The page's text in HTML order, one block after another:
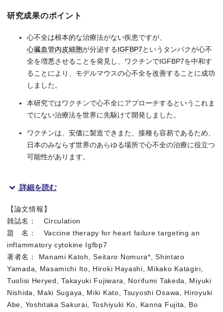
研究成果のポイント
心不全は根本的な治療法がない疾患ですが、
心臓血管内皮細胞が分泌するIGFBP7というタンパクが心不
全を増悪させることを発見し、ワクチンでIGFBP7を中和す
ることにより、モデルマウスの心不全を改善することに成功
しました。
本研究ではワクチンで心不全にアプローチするというこれま
でにない治療法を世界に先駆けて開発しました。
ワクチンは、安価に製造できまた、接種も容易であるため、
日本のみならず世界のあらゆる場所で心不全の治療に役立つ
可能性があります。
ワクチンで心不全を治療
概要
東京大学大学院医学系研究科 先端循環器医科学講座の加藤愛
詳細を読む
【論文情報】
雑誌名： Circulation
題 名： Vaccine therapy for heart failure targeting an
inflammatory cytokine Igfbp7
著者名： Manami Katoh, Seitaro Nomura*, Shintaro
Yamada, Masamichi Ito, Hiroki Hayashi, Mikako Katagiri,
Tuolisi Heryed, Takayuki Fujiwara, Norifumi Takeda, Miyuki
Nishida, Maki Sugaya, Miki Kato, Tsuyoshi Osawa, Hiroyuki
Abe, Yoshitaka Sakurai, Toshiyuki Ko, Kanna Fujita, Bo